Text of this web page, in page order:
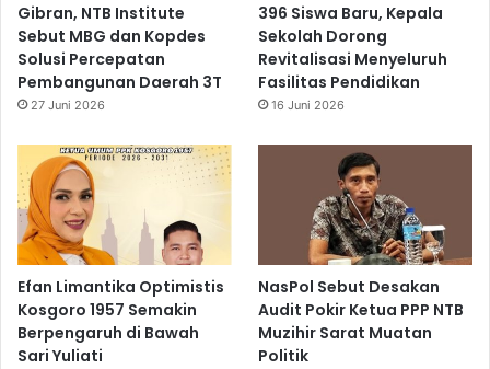
Gibran, NTB Institute
Sebut MBG dan Kopdes
Solusi Percepatan
Pembangunan Daerah 3T
27 Juni 2026
396 Siswa Baru, Kepala
Sekolah Dorong
Revitalisasi Menyeluruh
Fasilitas Pendidikan
16 Juni 2026
Efan Limantika Optimistis
Kosgoro 1957 Semakin
Berpengaruh di Bawah
Sari Yuliati
NasPol Sebut Desakan
Audit Pokir Ketua PPP NTB
Muzihir Sarat Muatan
Politik